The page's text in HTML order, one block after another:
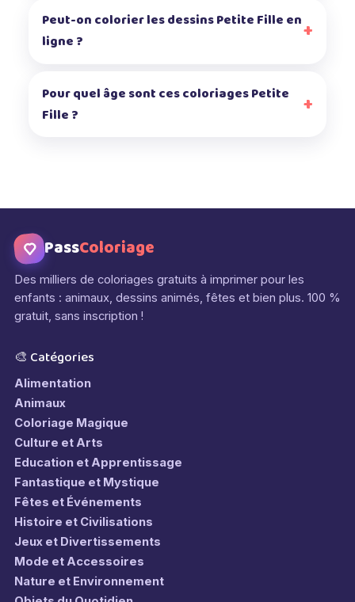
Peut-on colorier les dessins Petite Fille en
ligne ?
Pour quel âge sont ces coloriages Petite
Fille ?
PassColoriage
Des milliers de coloriages gratuits à imprimer pour les
enfants : animaux, dessins animés, fêtes et bien plus. 100 %
gratuit, sans inscription !
🎨 Catégories
Alimentation
Animaux
Coloriage Magique
Culture et Arts
Education et Apprentissage
Fantastique et Mystique
Fêtes et Événements
Histoire et Civilisations
Jeux et Divertissements
Mode et Accessoires
Nature et Environnement